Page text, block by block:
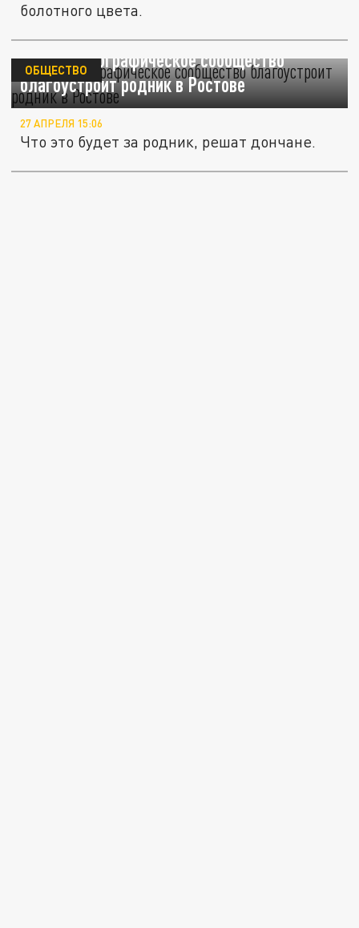
болотного цвета.
Русское географическое сообщество
благоустроит родник в Ростове
ОБЩЕСТВО
27 АПРЕЛЯ 15:06
Что это будет за родник, решат дончане.